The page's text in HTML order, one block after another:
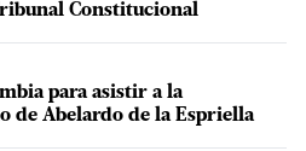
Constitucional
para asistir a la
de Abelardo de la Espriella